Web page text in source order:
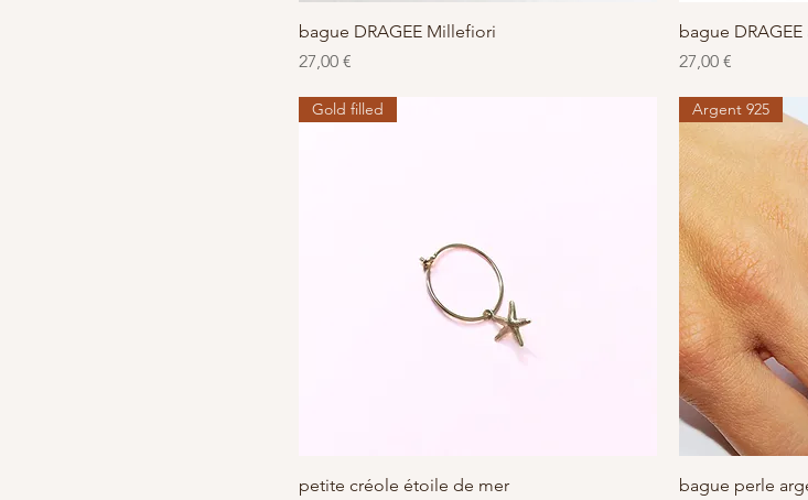
Aperçu rapide
bague DRAGEE Millefiori
Prix
27,00 €
bague
Prix
27,00 €
Aperçu rapide
Gold filled
petite créole étoile de mer
Argent 925
bague perle